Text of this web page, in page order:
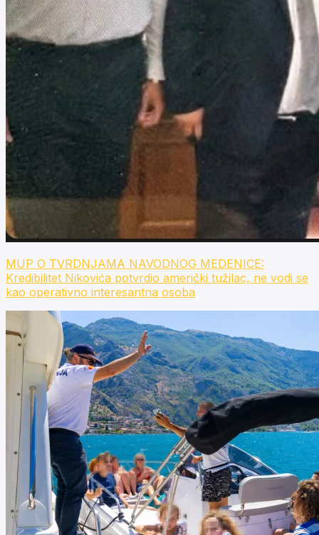
MUP O TVRDNJAMA NAVODNOG MEDENICE:
Kredibilitet Nikovića potvrdio američki tužilac, ne vodi se
kao operativno interesantna osoba